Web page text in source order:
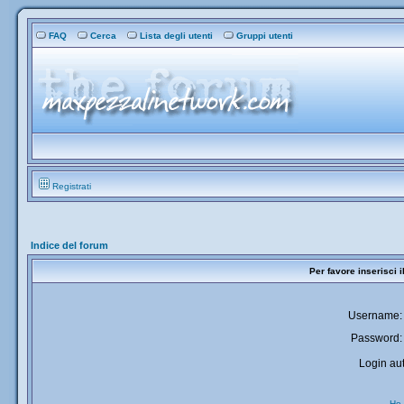
FAQ Cerca Lista degli utenti Gruppi utenti
Registrati
Indice del forum
Per favore inserisci
Username:
Password:
Login